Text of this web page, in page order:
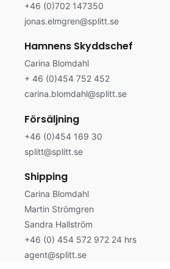
+46 (0)702 147350
jonas.elmgren@splitt.se
Hamnens Skyddschef
Carina Blomdahl
+ 46 (0)454 752 452
carina.blomdahl@splitt.se
Försäljning
+46 (0)454 169 30
splitt@splitt.se
Shipping
Carina Blomdahl
Martin Strömgren
Sandra Hallström
+46 (0) 454 572 972 24 hrs
agent@splitt.se